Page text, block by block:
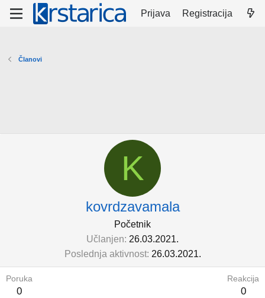
Prijava Registracija
Članovi
K
kovrdzavamala
Početnik
Učlanjen 26.03.2021.
Poslednja aktivnost 26.03.2021.
Poruka
0
Reakcija
0